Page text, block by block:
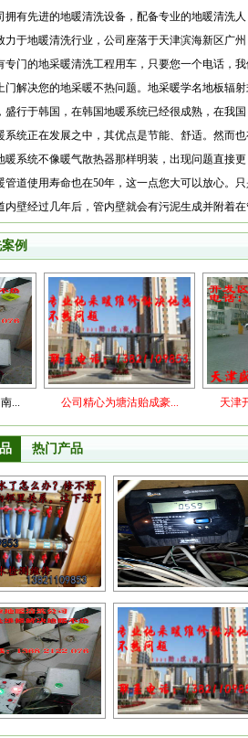
拥有先进的地暖清洗设备，配备专业的地暖清洗人
力于地暖清洗行业，公司座落于天津滨海新区广州
专门的地采暖清洗工程用车，只要您一个电话，我
门解决您的地采暖不热问题。地采暖学名地板辐
盛行于韩国，在韩国地暖系统已经很成熟，在我国
系统正在发展之中，其优点是节能、舒适。然而
暖系统不像暖气散热器那样明装，出现问题直接更
管道使用寿命也在50年，这一点您大可以放心。只
内壁经过几年后，管内壁就会有污泥生成并附着
当然暖气片同样也会形成污泥污垢，只是暖气片
明显，不易察觉）降低采暖散热系数。导致地板热
所以地采暖必须进行定期的清洗保养。经过专业
作后，地暖就会恢复从前的性能，让您的居室温
例
公司精心为塘沽贻成豪... 天津开发区阳
热门产品